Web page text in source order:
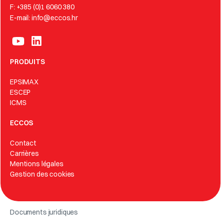
F: +385 (0)1 6060 380
E-mail: info@eccos.hr
PRODUITS
EPSIMAX
ESCEP
ICMS
ECCOS
Contact
Carrières
Mentions légales
Gestion des cookies
Documents juridiques